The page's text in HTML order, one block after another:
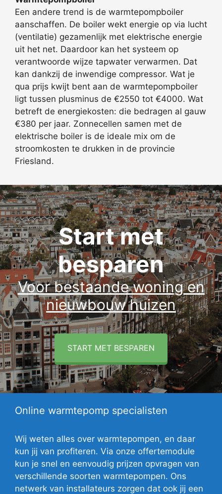
Een andere trend is de warmtepompboiler
aanschaffen. De boiler wekt energie op via lucht
(ventilatie) gezamenlijk met elektrische energie
uit het net. Daardoor kan het systeem op
verantwoorde wijze tapwater verwarmen. Dat
kan dankzij de inwendige compressor. Wat je
qua prijs kwijt bent aan de warmtepompboiler
ligt tussen plusminus de €2550 tot €4000. Wat
betreft de energiekosten: die bedragen al gauw
€380 per jaar. Zonnecellen samen met de
elektrische boiler is de ideale mix om de
stroomkosten te drukken in de provincie
Friesland.
Start met
besparen
Voor bestaande woning en
nieuwbouw huizen
START MET BESPAREN
Online warmtepomp specialisten
Wij weten alles over warmtepompen, en daar
kun jij van profiteren. Via onze offertemodule
kun je snel en eenvoudig prijzen opvragen van
verschillende soorten warmtepompen. Ons
netwerk van installateurs zorgen dat ook jij een